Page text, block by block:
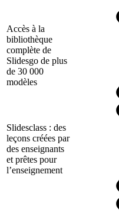
Accès à la
bibliothèque
complète de
Slidesgo de plus
de 30 000
modèles
Slidesclass : des
leçons créées par
des enseignants
et prêtes pour
l’enseignement